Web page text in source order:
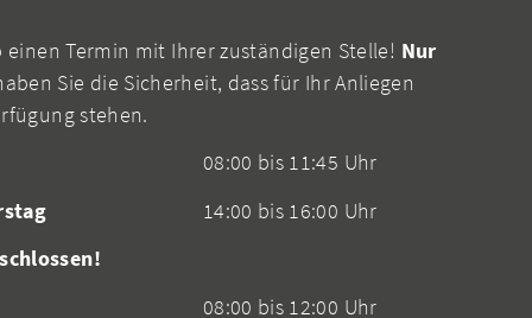
Termin mit Ihrer zuständigen Stelle! Nur
Sie die Sicherheit, dass für Ihr Anliegen
stehen.
08:00 bis 11:45 Uhr
14:00 bis 16:00 Uhr
08:00 bis 12:00 Uhr